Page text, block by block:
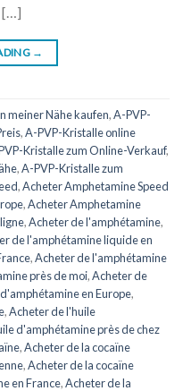
[…]
→
meiner Nähe kaufen,A-PVP-
,A-PVP-Kristalle online
Kristalle zum Online-Verkauf,
,A-PVP-Kristalle zum
,Acheter Amphetamine Speed
,Acheter Amphetamine
,Acheter de l'amphétamine,
de l'amphétamine liquide en
,Acheter de l'amphétamine
près de moi,Acheter de
en Europe,
,Acheter de l'huile
d'amphétamine près de chez
,Acheter de la cocaïne
,Acheter de la cocaïne
en France,Acheter de la